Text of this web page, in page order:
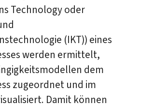
Technology oder
(IKT)) eines
werden ermittelt,
dem
zugeordnet und im
Damit können